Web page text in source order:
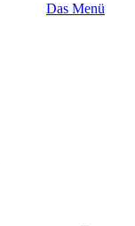
Das Menü